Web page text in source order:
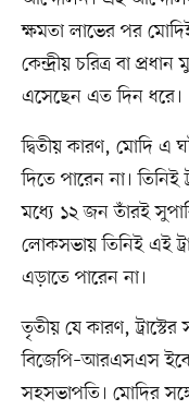
ক্ষমতা লাভের পর
কেন্দ্রীয় চরিত্র বা
এসেছেন এত দিন ধরে।
দ্বিতীয় কারণ, মোদি এ
দিতে পারেন না।
মধ্যে ১২ জন তাঁরই
লোকসভায় তিনিই এই
এড়াতে পারেন না।
তৃতীয় যে কারণ,
বিজেপি–আরএসএস
সহসভাপতি। মোদির